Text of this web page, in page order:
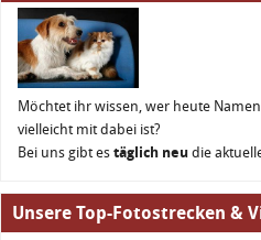
Möchtet ihr wissen, wer heute
vielleicht mit dabei ist?
Bei uns gibt es täglich neu die
Unsere Top-Fotostrecken &